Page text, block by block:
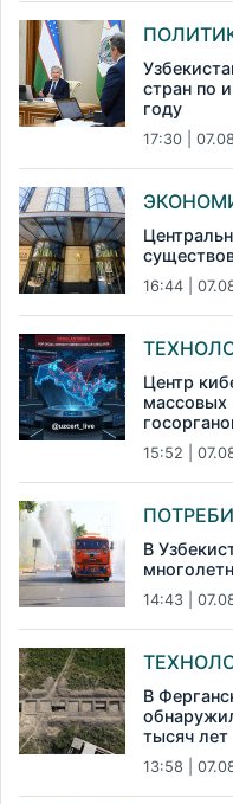
стран по
году
17:30 | 07.08
16:44 |
Центр
массовых
15:52 |
В
14:43 |
В
тысяч лет
13:58 |